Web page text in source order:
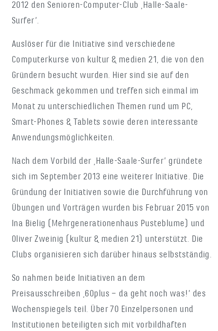
2012 den Senioren-Computer-Club ‚Halle-Saale-
Surfer’.
Auslöser für die Initiative sind verschiedene
Computerkurse von kultur & medien 21, die von den
Gründern besucht wurden. Hier sind sie auf den
Geschmack gekommen und treffen sich einmal im
Monat zu unterschiedlichen Themen rund um PC,
Smart-Phones & Tablets sowie deren interessante
Anwendungsmöglichkeiten.
Nach dem Vorbild der ‚Halle-Saale-Surfer’ gründete
sich im September 2013 eine weiterer Initiative. Die
Gründung der Initiativen sowie die Durchführung von
Übungen und Vorträgen wurden bis Februar 2015 von
Ina Bielig (Mehrgenerationenhaus Pusteblume) und
Oliver Zweinig (kultur & medien 21) unterstützt. Die
Clubs organisieren sich darüber hinaus selbstständig.
So nahmen beide Initiativen an dem
Preisausschreiben ‚60plus – da geht noch was!’ des
Wochenspiegels teil. Über 70 Einzelpersonen und
Institutionen beteiligten sich mit vorbildhaften